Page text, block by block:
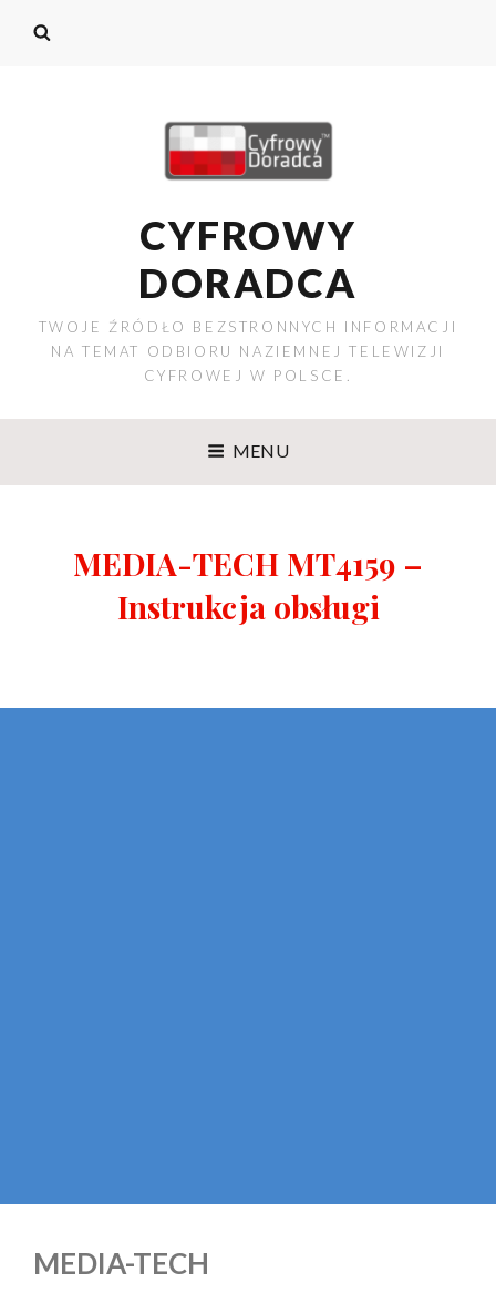
CYFROWY
DORADCA
TWOJE ŹRÓDŁO BEZSTRONNYCH INFORMACJI
NA TEMAT ODBIORU NAZIEMNEJ TELEWIZJI
CYFROWEJ W POLSCE.
MENU
MEDIA-TECH MT4159 –
Instrukcja obsługi
MEDIA-TECH